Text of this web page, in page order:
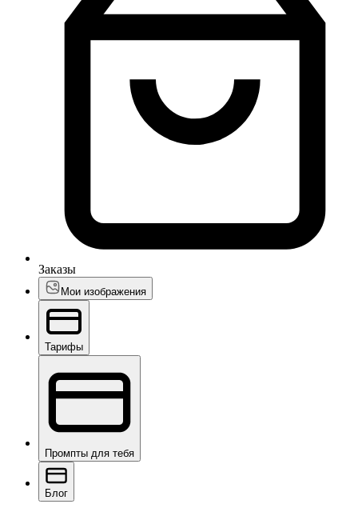
Заказы
Мои изображения
Тарифы
Промпты для тебя
Блог